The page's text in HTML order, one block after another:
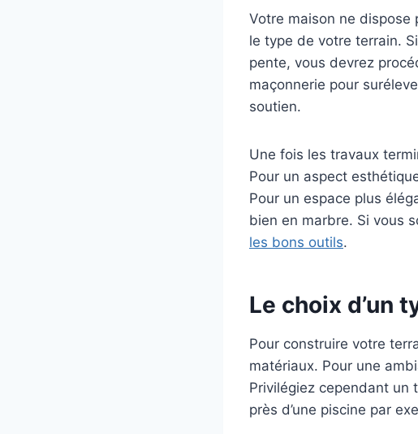
Votre maison ne dispose
le type de votre terrain.
pente, vous devrez
maçonnerie pour
soutien.
Une fois les travaux
Pour un aspect
Pour un espace plus
bien en marbre. Si vous
les bons outils.
Le choix d’un
Pour construire votre
matériaux. Pour une
Privilégiez cependant un
près d’une piscine par